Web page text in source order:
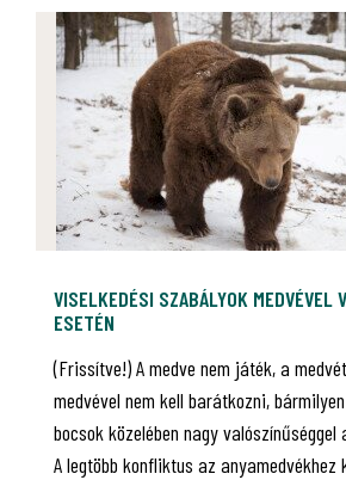
VISELKEDÉSI SZABÁLYOK MEDVÉVEL
ESETÉN
(Frissítve!) A medve nem játék, a
medvével nem kell barátkozni,
bocsok közelében nagy
A legtöbb konfliktus az anyamedvékhez